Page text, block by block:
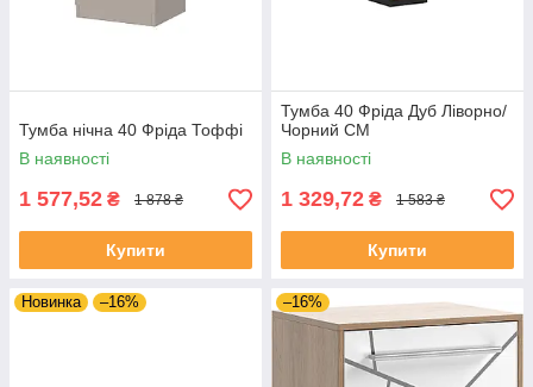
Тумба нічна 40 Фріда Тоффі
В наявності
1 577,52 ₴ 1 878 ₴
Купити
Тумба 40 Фріда Дуб Ліворно/
Чорний СМ
В наявності
1 329,72 ₴ 1 583 ₴
Купити
Новинка –16% –16%